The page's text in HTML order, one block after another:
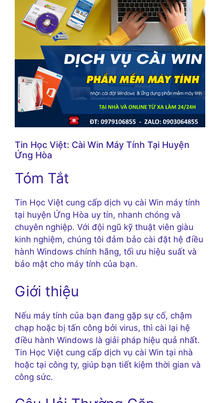
Tin Học Việt: Cài Win Máy Tính Tại Huyện
Ứng Hòa
Tóm Tắt
Tin Học Việt cung cấp dịch vụ cài Win máy tính
tại huyện Ứng Hòa uy tín, nhanh chóng và
chuyên nghiệp. Với đội ngũ kỹ thuật viên giàu
kinh nghiệm, chúng tôi đảm bảo cài đặt hệ điều
hành Windows chính hãng, tối ưu hiệu suất và
bảo mật cho máy tính của bạn.
Giới thiệu
Nếu máy tính của bạn đang gặp sự cố, chậm
chạp hoặc bị tấn công bởi virus, thì cài lại hệ
điều hành Windows là giải pháp hiệu quả nhất.
Tin Học Việt cung cấp dịch vụ cài Win tại nhà
hoặc tại công ty, giúp bạn tiết kiệm thời gian và
công sức.